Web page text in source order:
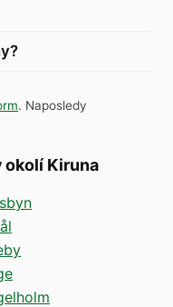
. Naposledy
okolí Kiruna